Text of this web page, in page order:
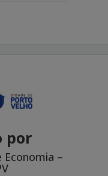
por
Economia –